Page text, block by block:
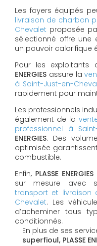
Les foyers équipés
livraison de charbon
Chevalet proposée
sélectionné offre une
un pouvoir calorifique
Pour les exploitants
ENERGIES assure la
à Saint-Just-en-
rapidement pour
Les professionnels
également de la
professionnel à
ENERGIES. Des
optimisée
combustible.
Enfin, PLASSE ENERGIES
sur mesure avec
transport et livraison
Chevalet. Les
d’acheminer tous
conditionnés.
En plus de ses
superfioul, PLASSE